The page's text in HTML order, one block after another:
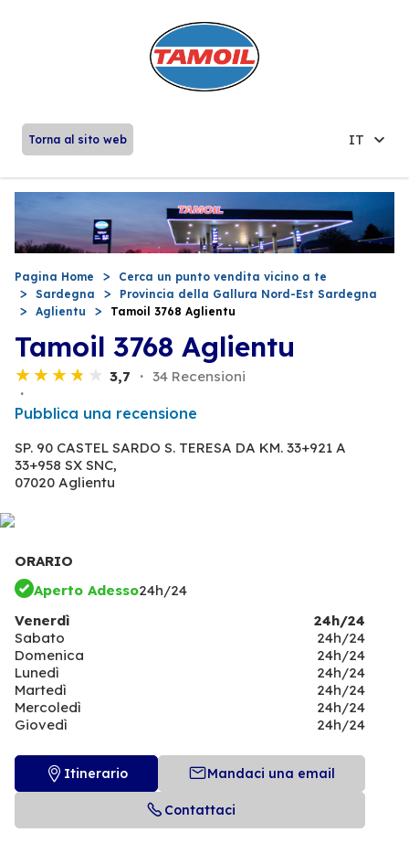
Torna al sito web IT
Pagina Home
Cerca un punto vendita vicino a te
Sardegna
Provincia della Gallura Nord-Est Sardegna
Aglientu
Tamoil 3768 Aglientu
Tamoil 3768 Aglientu
3,7 34 Recensioni
Pubblica una recensione
SP. 90 CASTEL SARDO S. TERESA DA KM. 33+921 A
33+958 SX SNC,
07020 Aglientu
ORARIO
Aperto Adesso24h/24
Venerdì
24h/24
Sabato
24h/24
Domenica
24h/24
Lunedì
24h/24
Martedì
24h/24
Mercoledì
24h/24
Giovedì
24h/24
Itinerario Mandaci una email
Contattaci